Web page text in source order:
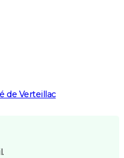
de Verteillac